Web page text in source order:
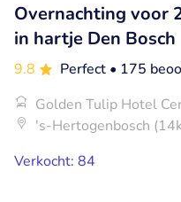
Overnachting voor
in hartje Den Bosch
9.8 Perfect • 175
Golden Tulip Hotel
's-Hertogenbosch
Verkocht: 84